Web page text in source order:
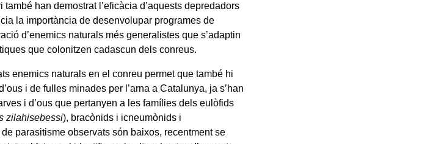
han demostrat l’eficàcia d’aquests depredadors
la importància de desenvolupar programes de
d’enemics naturals més generalistes que s’adaptin
que colonitzen cadascun dels conreus.
enemics naturals en el conreu permet que també hi
i de fulles minades per l’arna a Catalunya, ja s’han
i d’ous que pertanyen a les famílies dels eulòfids
zilahisebessi), bracònids i icneumònids i
parasitisme observats són baixos, recentment se